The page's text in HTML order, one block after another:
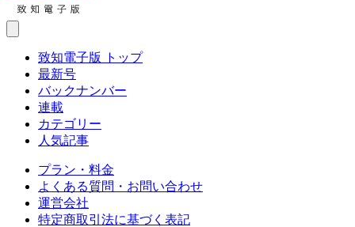
致知電子版 トップ
最新号
バックナンバー
連載
カテゴリー
人気記事
プラン・料金
よくある質問・お問い合わせ
運営会社
特定商取引法に基づく表記